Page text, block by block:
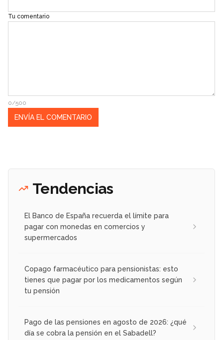
Tu comentario
0/500
Tendencias
El Banco de España recuerda el límite para
pagar con monedas en comercios y
supermercados
Copago farmacéutico para pensionistas: esto
tienes que pagar por los medicamentos según
tu pensión
Pago de las pensiones en agosto de 2026: ¿qué
día se cobra la pensión en el Sabadell?